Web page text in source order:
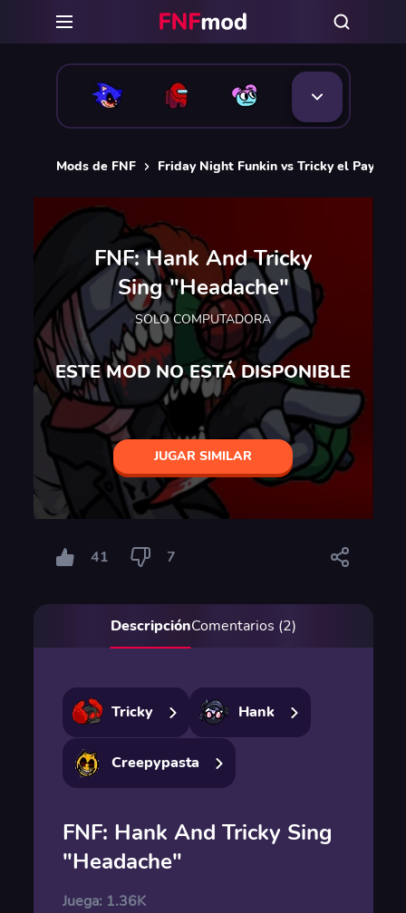
Mods de FNF Friday Night Funkin vs Tricky el Payaso
FNF: Hank And Tricky
Sing "Headache"
SOLO COMPUTADORA
ESTE MOD NO ESTÁ DISPONIBLE
JUGAR SIMILAR
41 7
DescripciónComentarios (2)
Tricky Hank
Creepypasta
FNF: Hank And Tricky Sing
"Headache"
Juega: 1.36K